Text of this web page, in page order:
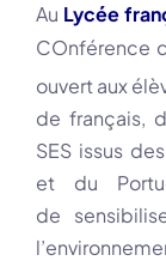
Au Lycée
COnférence
ouvert aux
de français,
SES issus
et du
de